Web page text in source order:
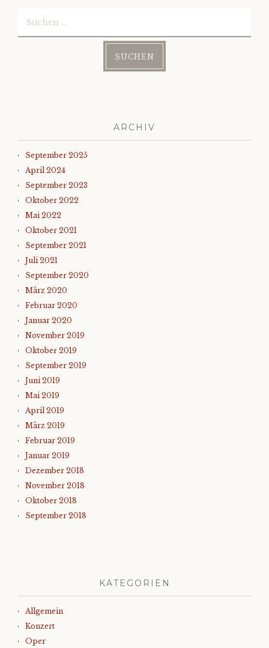
ARCHIV
September 2025
April 2024
September 2023
Oktober 2022
Mai 2022
Oktober 2021
September 2021
Juli 2021
September 2020
März 2020
Februar 2020
Januar 2020
November 2019
Oktober 2019
September 2019
Juni 2019
Mai 2019
April 2019
März 2019
Februar 2019
Januar 2019
Dezember 2018
November 2018
Oktober 2018
September 2018
KATEGORIEN
Allgemein
Konzert
Oper